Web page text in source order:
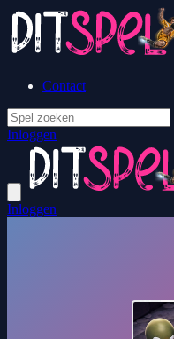
Contact
Inloggen
Inloggen